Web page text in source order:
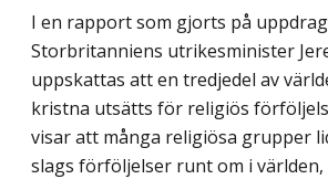
I en rapport som gjorts på
Storbritanniens utrikesminister
uppskattas att en tredjedel av
kristna utsätts för religiös
visar att många religiösa grupper
slags förföljelser runt om i